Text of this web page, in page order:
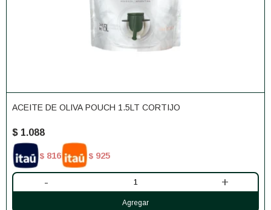
ACEITE DE OLIVA POUCH 1.5LT CORTIJO
$ 1.088
$ 816 $ 925
- +